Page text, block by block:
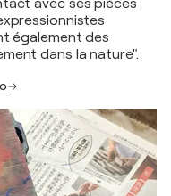
avec ses pièces
également des
dans la nature".